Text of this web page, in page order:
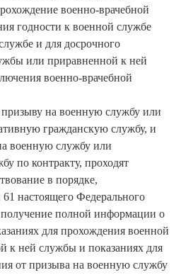
военно-врачебной
годности к военной службе
и для досрочного
или приравненной к ней
военно-врачебной
на военную службу или
гражданскую службу, и
военную службу или
по контракту, проходят
в порядке,
настоящего Федерального
полной информации о
для прохождения военной
к ней службы и показаниях для
от призыва на военную службу